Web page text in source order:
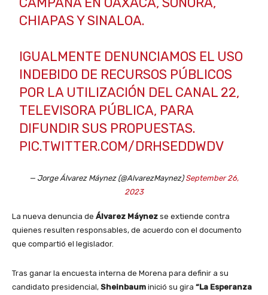
CHIAPAS Y SINALOA.
IGUALMENTE DENUNCIAMOS EL USO
INDEBIDO DE RECURSOS PÚBLICOS
POR LA UTILIZACIÓN DEL CANAL 22,
TELEVISORA PÚBLICA, PARA
DIFUNDIR SUS PROPUESTAS.
PIC.TWITTER.COM/DRHSEDDWDV
— Jorge Álvarez Máynez (@AlvarezMaynez)September 26,
2023
La nueva denuncia de Álvarez Máynez se extiende contra
quienes resulten responsables, de acuerdo con el documento
que compartió el legislador.
Tras ganar la encuesta interna de Morena para definir a su
candidato presidencial, Sheinbaum inició su gira “La Esperanza